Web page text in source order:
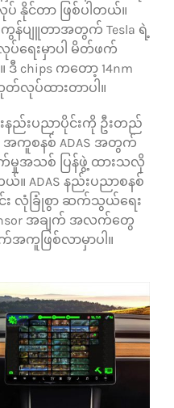
င်တာ ဖြစ်ပါတယ်။
ကွန်ပျူတာအတွက် Tesla ရဲ့
ရေးမှာပါ မိတ်ဖက်
chips ကတော့ 14nm
တ်လုပ်ထားတာပါ။
းနည်းပညာပိုင်းကို ဦးတည်
အကူစနစ် ADAS အတွက်
အသစ် ပြန်ဖွဲ့ ထားသလို
။ ADAS နည်းပညာစနစ်
င်း လုံခြုံစွာ ဆက်သွယ်ရေး
အချက် အလက်တွေ
အကူဖြစ်လာမှာပါ။